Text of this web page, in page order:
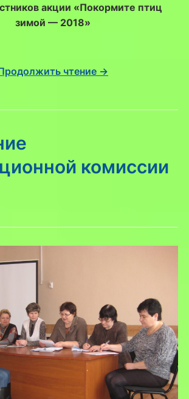
акции «Покормите птиц
зимой — 2018»
чтение →
комиссии